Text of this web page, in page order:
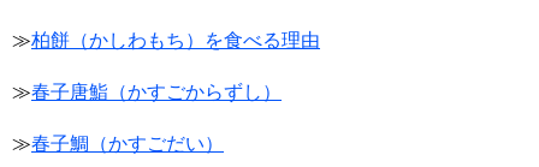
≫柏餅（かしわもち）を食べる理由
≫春子唐鮨（かすごからずし）
≫春子鯛（かすごだい）